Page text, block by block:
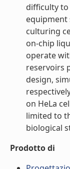
difficulty
equipment
culturing
on-chip
operate
reservoirs
design,
on HeLa
limited to
biological
Prodotto di